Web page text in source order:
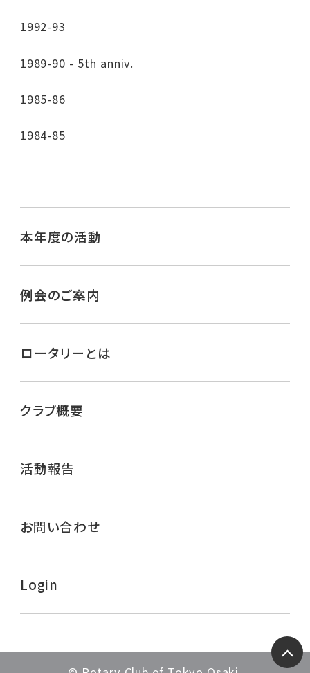
1992-93
1989-90 - 5th anniv.
1985-86
1984-85
本年度の活動
例会のご案内
ロータリーとは
クラブ概要
活動報告
お問い合わせ
Login
ペー